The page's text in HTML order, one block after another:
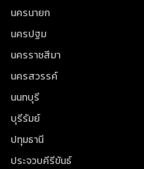
นครนายก
นครปฐม
นครราชสีมา
นครสวรรค์
นนทบุรี
บุรีรัมย์
ปทุมธานี
ประจวบคีรีขันธ์